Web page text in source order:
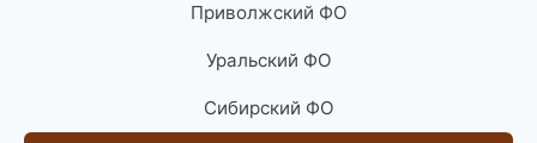
Приволжский ФО
Уральский ФО
Сибирский ФО